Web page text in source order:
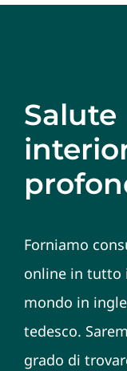
Salute
Forniamo
online in tutto
mondo in
tedesco.
grado di